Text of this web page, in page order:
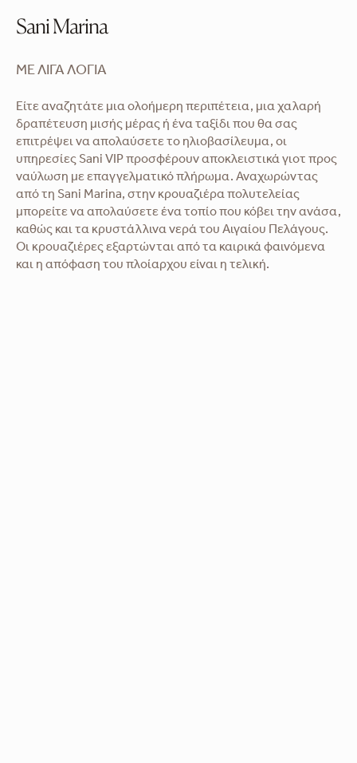
Sani Marina
ΜΕ ΛΊΓΑ ΛΌΓΙΑ
Είτε αναζητάτε μια ολοήμερη περιπέτεια, μια χαλαρή
δραπέτευση μισής μέρας ή ένα ταξίδι που θα σας
επιτρέψει να απολαύσετε το ηλιοβασίλευμα, οι
υπηρεσίες Sani VIP προσφέρουν αποκλειστικά γιοτ προς
ναύλωση με επαγγελματικό πλήρωμα. Αναχωρώντας
από τη Sani Marina, στην κρουαζιέρα πολυτελείας
μπορείτε να απολαύσετε ένα τοπίο που κόβει την ανάσα,
καθώς και τα κρυστάλλινα νερά του Αιγαίου Πελάγους.
Οι κρουαζιέρες εξαρτώνται από τα καιρικά φαινόμενα
και η απόφαση του πλοίαρχου είναι η τελική.